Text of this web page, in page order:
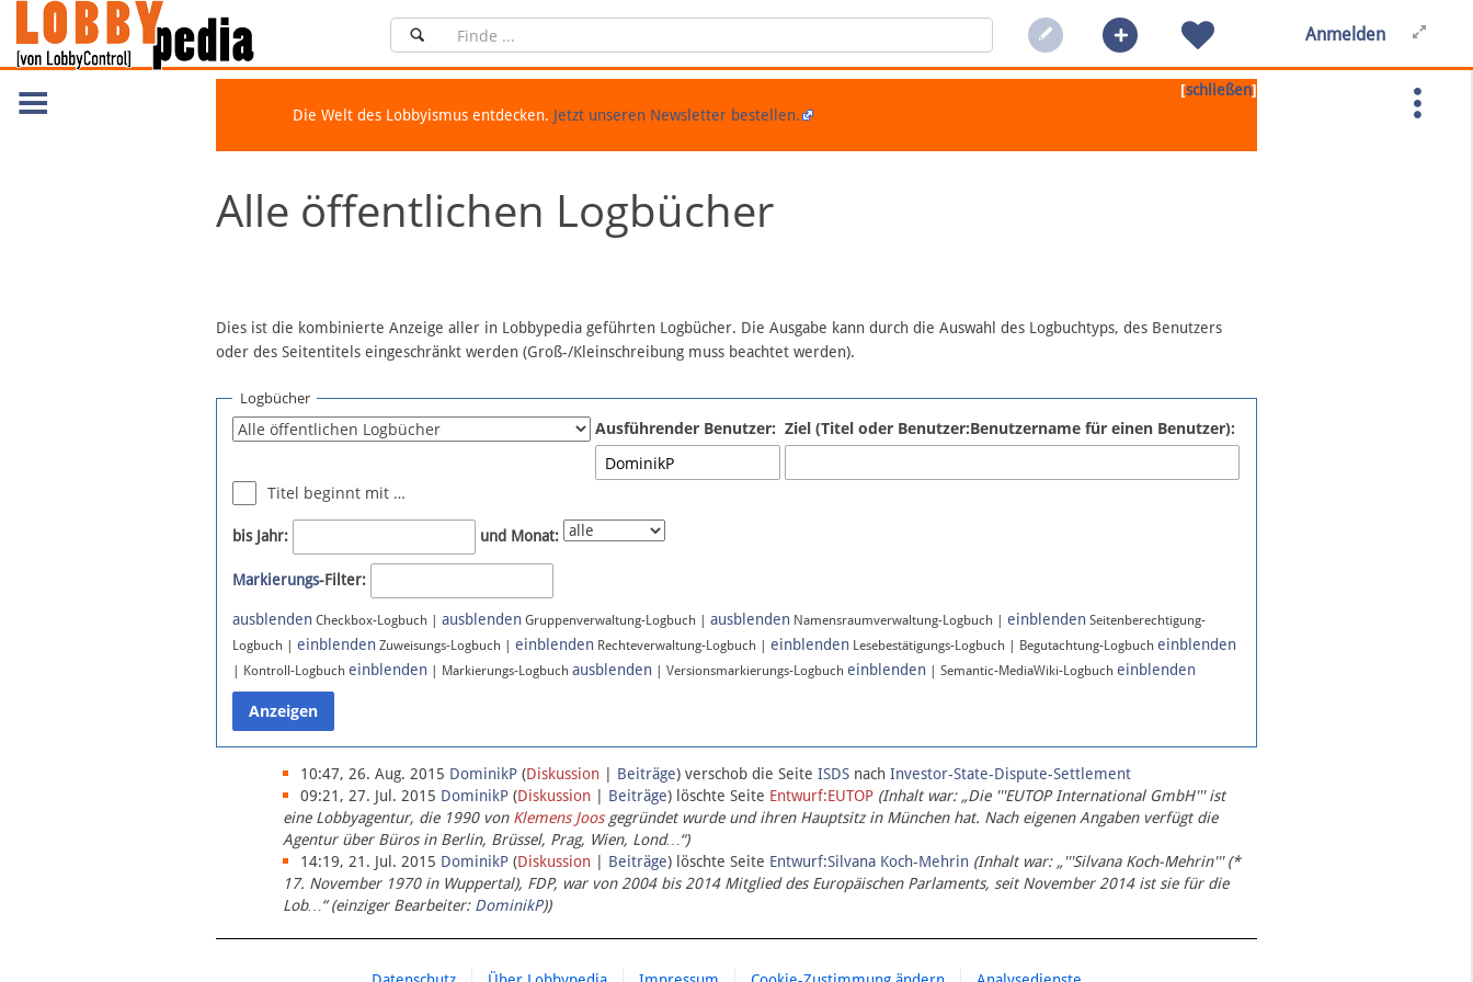
Anmelden
[schließen]
Die Welt des Lobbyismus entdecken. Jetzt unseren Newsletter bestellen.
Alle öffentlichen Logbücher
Dies ist die kombinierte Anzeige aller in Lobbypedia geführten Logbücher. Die Ausgabe kann durch die Auswahl des Logbuchtyps, des Benutzers
oder des Seitentitels eingeschränkt werden (Groß-/Kleinschreibung muss beachtet werden).
Logbücher
Ausführender Benutzer: Ziel (Titel oder Benutzer:Benutzername für einen Benutzer):
Titel beginnt mit …
bis Jahr: und Monat:
Markierungs-Filter:
ausblenden Checkbox-Logbuch | ausblenden Gruppenverwaltung-Logbuch | ausblenden Namensraumverwaltung-Logbuch | einblenden Seitenberechtigung-
Logbuch | einblenden Zuweisungs-Logbuch | einblenden Rechteverwaltung-Logbuch | einblenden Lesebestätigungs-Logbuch | Begutachtung-Logbuch einblenden
| Kontroll-Logbuch einblenden | Markierungs-Logbuch ausblenden | Versionsmarkierungs-Logbuch einblenden | Semantic-MediaWiki-Logbuch einblenden
10:47, 26. Aug. 2015 DominikP (Diskussion | Beiträge) verschob die Seite ISDS nach Investor-State-Dispute-Settlement
09:21, 27. Jul. 2015 DominikP (Diskussion | Beiträge) löschte Seite Entwurf:EUTOP (Inhalt war: „Die '''EUTOP International GmbH''' ist
eine Lobbyagentur, die 1990 von Klemens Joosgegründet wurde und ihren Hauptsitz in München hat. Nach eigenen Angaben verfügt die
Agentur über Büros in Berlin, Brüssel, Prag, Wien, Lond…“)
14:19, 21. Jul. 2015 DominikP (Diskussion | Beiträge) löschte Seite Entwurf:Silvana Koch-Mehrin (Inhalt war: „'''Silvana Koch-Mehrin''' (*
17. November 1970 in Wuppertal), FDP, war von 2004 bis 2014 Mitglied des Europäischen Parlaments, seit November 2014 ist sie für die
Lob…“ (einziger Bearbeiter: DominikP))